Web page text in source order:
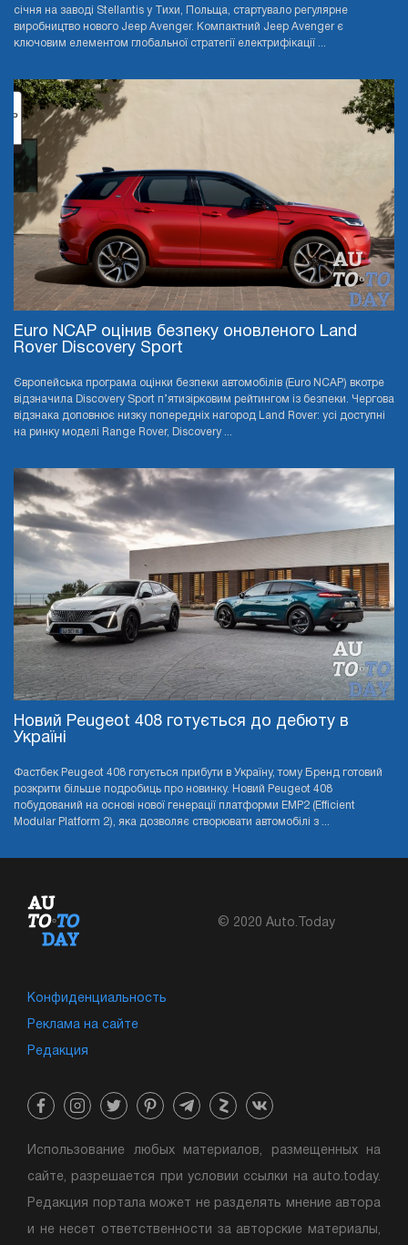
січня на заводі Stellantis у Тихи, Польща, стартувало регулярне
виробництво нового Jeep Avenger. Компактний Jeep Avenger є
ключовим елементом глобальної стратегії електрифікації ...
Euro NCAP оцінив безпеку оновленого Land
Rover Discovery Sport
Європейська програма оцінки безпеки автомобілів (Euro NCAP) вкотре
відзначила Discovery Sport п’ятизірковим рейтингом із безпеки. Чергова
відзнака доповнює низку попередніх нагород Land Rover: усі доступні
на ринку моделі Range Rover, Discovery ...
Новий Peugeot 408 готується до дебюту в
Україні
Фастбек Peugeot 408 готується прибути в Україну, тому Бренд готовий
розкрити більше подробиць про новинку. Новий Peugeot 408
побудований на основі нової генерації платформи EMP2 (Efficient
Modular Platform 2), яка дозволяє створювати автомобілі з ...
© 2020 Auto.Today
Конфиденциальность
Реклама на сайте
Редакция
Использование любых материалов, размещенных на
сайте, разрешается при условии ссылки на auto.today.
Редакция портала может не разделять мнение автора
и не несет ответственности за авторские материалы,